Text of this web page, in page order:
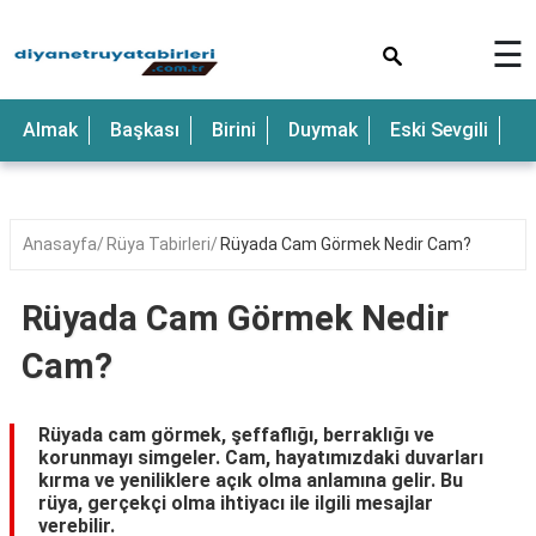
Anne
Bebek
Çocuk
Deniz
Düğün
Erkek
Eski
☰
Almak Başkası Birini Duymak Eski Sevgili
Anasayfa Rüya Tabirleri Rüyada Cam Görmek Nedir Cam?
Rüyada Cam Görmek Nedir
Cam?
Rüyada cam görmek, şeffaflığı, berraklığı ve
korunmayı simgeler. Cam, hayatımızdaki duvarları
kırma ve yeniliklere açık olma anlamına gelir. Bu
rüya, gerçekçi olma ihtiyacı ile ilgili mesajlar
verebilir.